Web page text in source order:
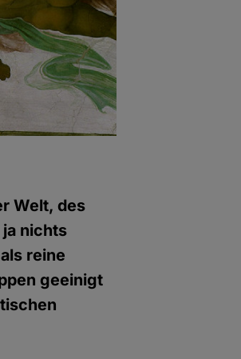
Welt, des
nichts
reine
geeinigt